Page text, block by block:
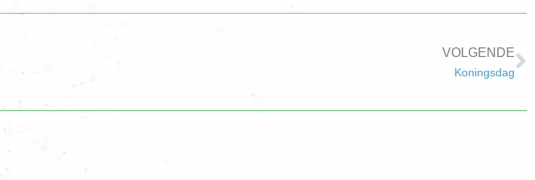
VOLGENDE
Koningsdag